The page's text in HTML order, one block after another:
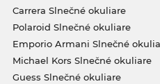
Carrera Slnečné okuliare
Polaroid Slnečné okuliare
Emporio Armani Slnečné
Michael Kors Slnečné okuliare
Guess Slnečné okuliare